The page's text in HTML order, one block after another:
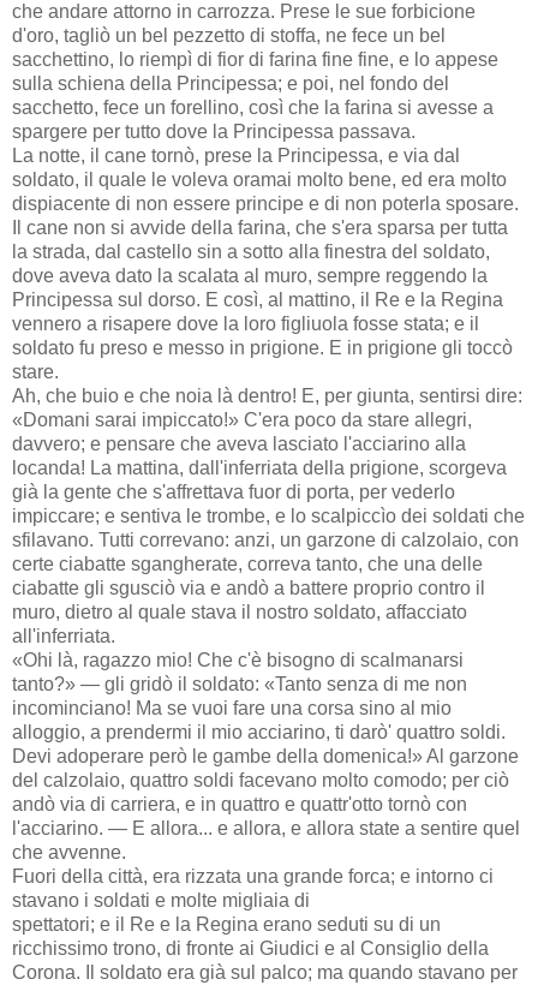
che andare attorno in carrozza. Prese le sue forbicione
d'oro, tagliò un bel pezzetto di stoffa, ne fece un bel
sacchettino, lo riempì di fior di farina fine fine, e lo appese
sulla schiena della Principessa; e poi, nel fondo del
sacchetto, fece un forellino, così che la farina si avesse a
spargere per tutto dove la Principessa passava.
La notte, il cane tornò, prese la Principessa, e via dal
soldato, il quale le voleva oramai molto bene, ed era molto
dispiacente di non essere principe e di non poterla sposare.
Il cane non si avvide della farina, che s'era sparsa per tutta
la strada, dal castello sin a sotto alla finestra del soldato,
dove aveva dato la scalata al muro, sempre reggendo la
Principessa sul dorso. E così, al mattino, il Re e la Regina
vennero a risapere dove la loro figliuola fosse stata; e il
soldato fu preso e messo in prigione. E in prigione gli toccò
stare.
Ah, che buio e che noia là dentro! E, per giunta, sentirsi dire:
«Domani sarai impiccato!» C'era poco da stare allegri,
davvero; e pensare che aveva lasciato l'acciarino alla
locanda! La mattina, dall'inferriata della prigione, scorgeva
già la gente che s'affrettava fuor di porta, per vederlo
impiccare; e sentiva le trombe, e lo scalpiccìo dei soldati che
sfilavano. Tutti correvano: anzi, un garzone di calzolaio, con
certe ciabatte sgangherate, correva tanto, che una delle
ciabatte gli sgusciò via e andò a battere proprio contro il
muro, dietro al quale stava il nostro soldato, affacciato
all'inferriata.
«Ohi là, ragazzo mio! Che c'è bisogno di scalmanarsi
tanto?» — gli gridò il soldato: «Tanto senza di me non
incominciano! Ma se vuoi fare una corsa sino al mio
alloggio, a prendermi il mio acciarino, ti darò' quattro soldi.
Devi adoperare però le gambe della domenica!» Al garzone
del calzolaio, quattro soldi facevano molto comodo; per ciò
andò via di carriera, e in quattro e quattr'otto tornò con
l'acciarino. — E allora... e allora, e allora state a sentire quel
che avvenne.
Fuori della città, era rizzata una grande forca; e intorno ci
stavano i soldati e molte migliaia di
spettatori; e il Re e la Regina erano seduti su di un
ricchissimo trono, di fronte ai Giudici e al Consiglio della
Corona. Il soldato era già sul palco; ma quando stavano per